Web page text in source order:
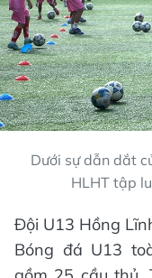
Dưới sự dẫn dắt
HLHT tập
Đội U13 Hồng
Bóng đá U13